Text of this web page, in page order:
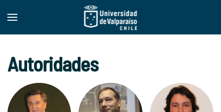
Skip to main content
Autoridades